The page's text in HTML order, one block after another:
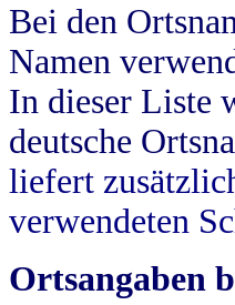
Bei den
Namen
In dieser Liste
deutsche
liefert
verwendeten
Ortsangaben